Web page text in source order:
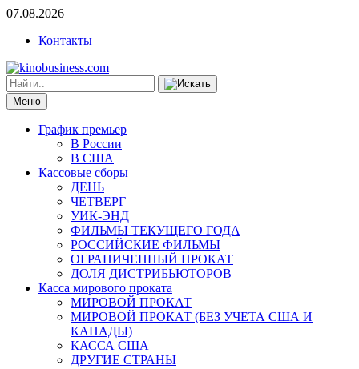
07.08.2026
Контакты
Меню
График премьер
В России
В США
Кассовые сборы
ДЕНЬ
ЧЕТВЕРГ
УИК-ЭНД
ФИЛЬМЫ ТЕКУЩЕГО ГОДА
РОССИЙСКИЕ ФИЛЬМЫ
ОГРАНИЧЕННЫЙ ПРОКАТ
ДОЛЯ ДИСТРИБЬЮТОРОВ
Касса мирового проката
МИРОВОЙ ПРОКАТ
МИРОВОЙ ПРОКАТ (БЕЗ УЧЕТА США И
КАНАДЫ)
КАССА США
ДРУГИЕ СТРАНЫ